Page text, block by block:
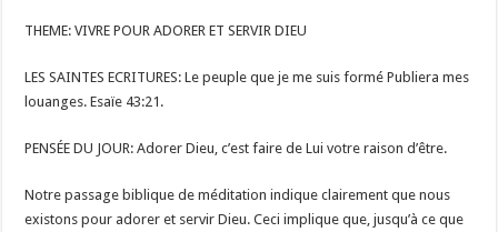
THEME: VIVRE POUR ADORER ET SERVIR DIEU
LES SAINTES ECRITURES: Le peuple que je me suis formé Publiera mes
louanges. Esaïe 43:21.
PENSÉE DU JOUR: Adorer Dieu, c’est faire de Lui votre raison d’être.
Notre passage biblique de méditation indique clairement que nous
existons pour adorer et servir Dieu. Ceci implique que, jusqu’à ce que